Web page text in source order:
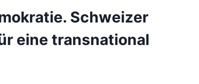
Schweizer
eine transnational